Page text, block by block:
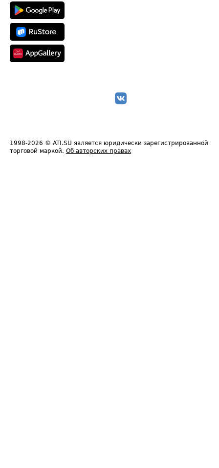
1998-2026 © ATI.SU является юридически зарегистрированной
торговой маркой. Об авторских правах